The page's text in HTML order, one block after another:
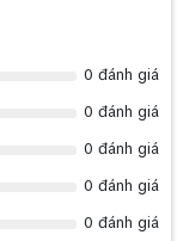
0 đánh giá
0 đánh giá
0 đánh giá
0 đánh giá
0 đánh giá